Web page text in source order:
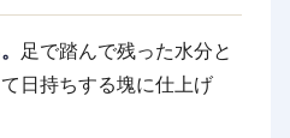
足で踏んで残った水分と
日持ちする塊に仕上げ